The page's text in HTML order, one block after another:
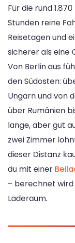
Für die rund
Stunden reine
Reisetagen und
sicherer als eine
Von Berlin aus
den Südosten:
Ungarn und von
über Rumänien
lange, aber gut
zwei Zimmer
dieser Distanz
du mit einer
– berechnet
Laderaum.